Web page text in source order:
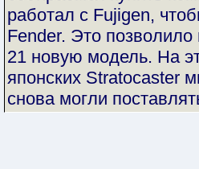
работал с Fujigen,
Fender. Это позволило
21 новую модель. На
японских Stratocaster
снова могли